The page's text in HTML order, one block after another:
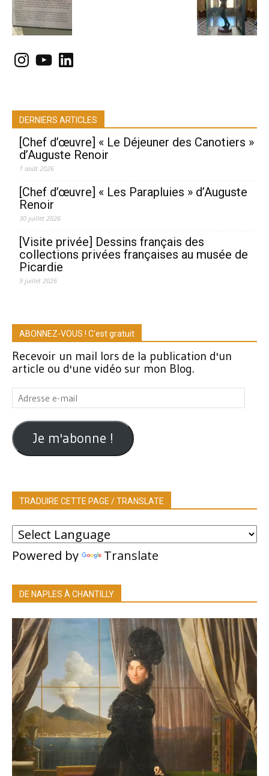
Instagram
YouTubeLinkedIn
DERNIERS ARTICLES
[Chef d’œuvre] « Le Déjeuner des Canotiers »
d’Auguste Renoir
1 août 2026
[Chef d’œuvre] « Les Parapluies » d’Auguste
Renoir
30 juillet 2026
[Visite privée] Dessins français des
collections privées françaises au musée de
Picardie
9 juillet 2026
ABONNEZ-VOUS ! C'est gratuit
Recevoir un mail lors de la publication d'un
article ou d'une vidéo sur mon Blog.
Adresse
e-
mail
Je m'abonne !
TRADUIRE CETTE PAGE / TRANSLATE
Powered by Translate
DE NAPLES À CHANTILLY